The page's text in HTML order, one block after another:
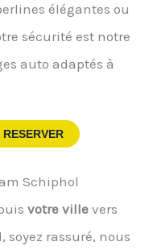
élégantes ou
sécurité est notre
auto adaptés à
Schiphol
votre ville vers
soyez rassuré, nous